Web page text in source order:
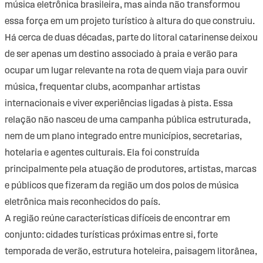
música eletrônica brasileira, mas ainda não transformou
essa força em um projeto turístico à altura do que construiu.
Há cerca de duas décadas, parte do litoral catarinense deixou
de ser apenas um destino associado à praia e verão para
ocupar um lugar relevante na rota de quem viaja para ouvir
música, frequentar clubs, acompanhar artistas
internacionais e viver experiências ligadas à pista. Essa
relação não nasceu de uma campanha pública estruturada,
nem de um plano integrado entre municípios, secretarias,
hotelaria e agentes culturais. Ela foi construída
principalmente pela atuação de produtores, artistas, marcas
e públicos que fizeram da região um dos polos de música
eletrônica mais reconhecidos do país.
A região reúne características difíceis de encontrar em
conjunto: cidades turísticas próximas entre si, forte
temporada de verão, estrutura hoteleira, paisagem litorânea,